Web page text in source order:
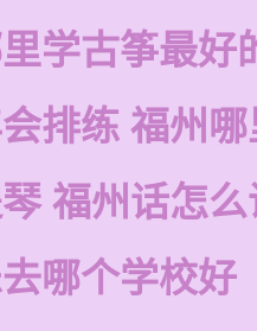
学古筝最好
排练 福州
福州话怎
哪个学校好